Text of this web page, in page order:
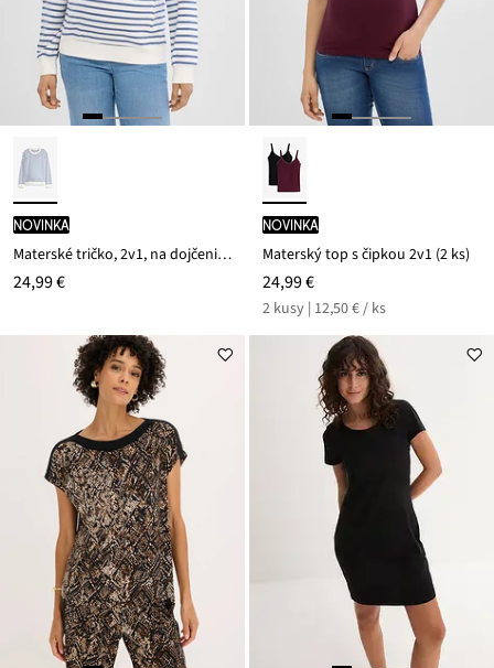
novinka
Materské tričko, 2v1, na dojčenie, z čistej bio bavlny
24,99 €
novinka
Materský top s čipkou 2v1 (2 ks)
24,99 €
2 kusy | 12,50 € / ks